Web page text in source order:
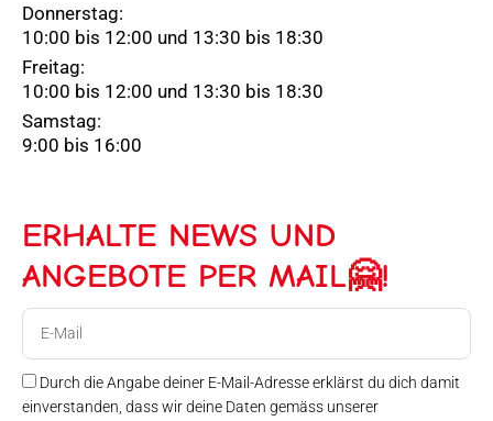
Donnerstag:
10:00 bis 12:00 und 13:30 bis 18:30
Freitag:
10:00 bis 12:00 und 13:30 bis 18:30
Samstag:
9:00 bis 16:00
ERHALTE NEWS UND
ANGEBOTE PER MAIL🤗!
Durch die Angabe deiner E-Mail-Adresse erklärst du dich damit
einverstanden, dass wir deine Daten gemäss unserer